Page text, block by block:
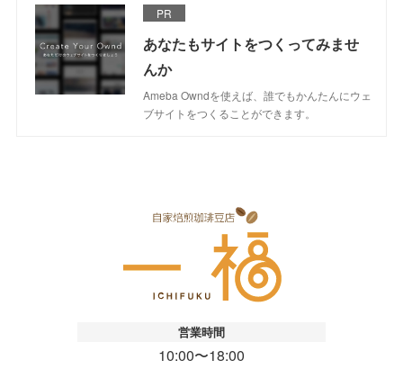
PR
あなたもサイトをつくってみませ
んか
Ameba Owndを使えば、誰でもかんたんにウェ
ブサイトをつくることができます。